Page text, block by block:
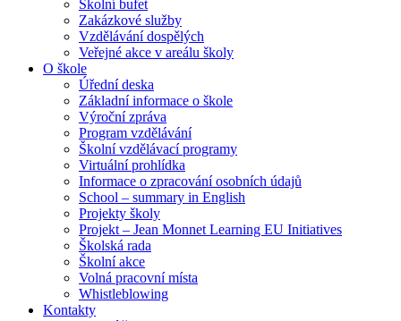
Školní bufet
Zakázkové služby
Vzdělávání dospělých
Veřejné akce v areálu školy
O škole
Úřední deska
Základní informace o škole
Výroční zpráva
Program vzdělávání
Školní vzdělávací programy
Virtuální prohlídka
Informace o zpracování osobních údajů
School – summary in English
Projekty školy
Projekt – Jean Monnet Learning EU Initiatives
Školská rada
Školní akce
Volná pracovní místa
Whistleblowing
Kontakty